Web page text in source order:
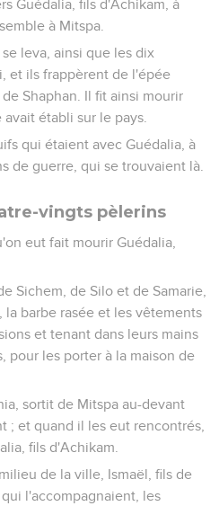
Guédalia, fils d'Achikam, à
à Mitspa.
leva, ainsi que les dix
et ils frappèrent de l'épée
Shaphan. Il fit ainsi mourir
établi sur le pays.
qui étaient avec Guédalia, à
de guerre, qui se trouvaient là.
vingts pèlerins
eut fait mourir Guédalia,
Sichem, de Silo et de Samarie,
barbe rasée et les vêtements
et tenant dans leurs mains
pour les porter à la maison de
sortit de Mitspa au-devant
; et quand il les eut rencontrés,
fils d'Achikam.
de la ville, Ismaël, fils de
l'accompagnaient, les